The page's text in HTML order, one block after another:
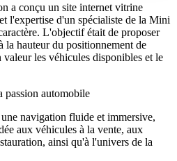
a conçu un site internet vitrine
l'expertise d'un spécialiste de la Mini
L'objectif était de proposer
la hauteur du positionnement de
les véhicules disponibles et le
passion automobile
navigation fluide et immersive,
aux véhicules à la vente, aux
ainsi qu'à l'univers de la